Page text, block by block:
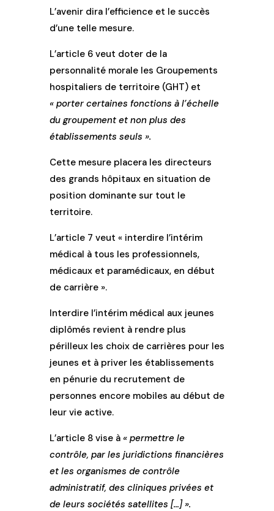
L’avenir dira l’efficience et le succès
d’une telle mesure.
L’article 6 veut doter de la
personnalité morale les Groupements
hospitaliers de territoire (GHT) et
« porter certaines fonctions à l’échelle
du groupement et non plus des
établissements seuls ».
Cette mesure placera les directeurs
des grands hôpitaux en situation de
position dominante sur tout le
territoire.
L’article 7 veut « interdire l’intérim
médical à tous les professionnels,
médicaux et paramédicaux, en début
de carrière ».
Interdire l’intérim médical aux jeunes
diplômés revient à rendre plus
périlleux les choix de carrières pour les
jeunes et à priver les établissements
en pénurie du recrutement de
personnes encore mobiles au début de
leur vie active.
L’article 8 vise à « permettre le
contrôle, par les juridictions financières
et les organismes de contrôle
administratif, des cliniques privées et
de leurs sociétés satellites […] ».